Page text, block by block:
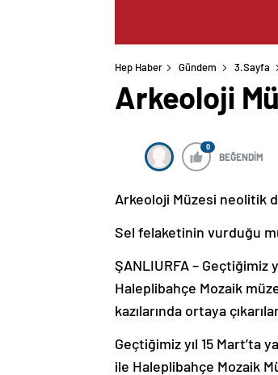
Hep Haber Gündem 3.Sayfa
Arkeoloji
0
BEĞENDİM
Arkeoloji Müzesi neolitik
Sel felaketinin vurduğu
ŞANLIURFA – Geçtiğimiz
Haleplibahçe Mozaik
kazılarında ortaya
Geçtiğimiz yıl 15 Mart’ta
ile Haleplibahçe Mozaik